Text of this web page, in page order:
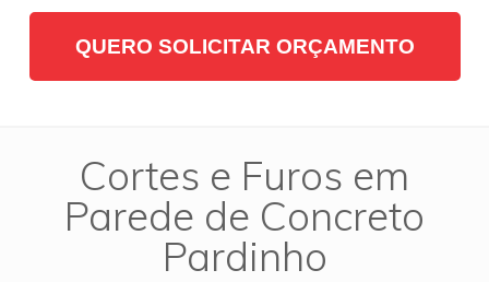
QUERO SOLICITAR ORÇAMENTO
Cortes e Furos em
Parede de Concreto
Pardinho